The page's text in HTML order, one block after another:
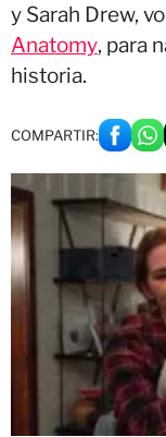
y Sarah Drew,
Anatomy, para
historia.
COMPARTIR: